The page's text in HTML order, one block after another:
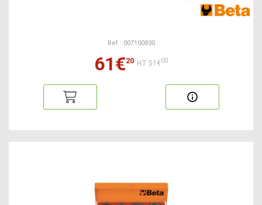
Ref : 007100830
61€20 HT:51€00